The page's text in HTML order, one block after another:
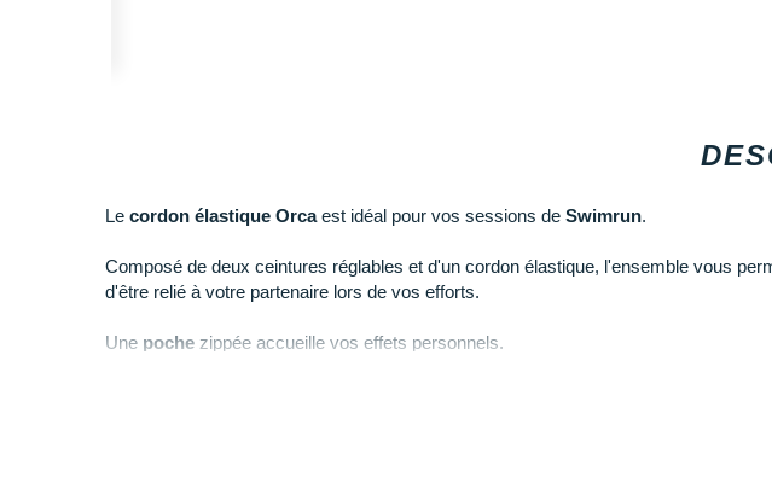
Le cordon élastique Orcaest idéal pour vos sessions de Swimrun.
Composé de deux ceintures réglables et d'un cordon élastique, l'ensemble vous
d'être relié à votre partenaire lors de vos efforts.
Une poche zippée accueille vos effets personnels.